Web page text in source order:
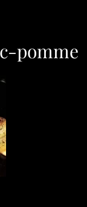
pomme